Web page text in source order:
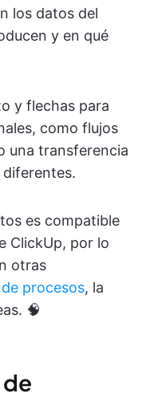
los datos del
y en qué
y flechas para
como flujos
una transferencia
es compatible
ClickUp, por lo
otras
procesos, la
🧠